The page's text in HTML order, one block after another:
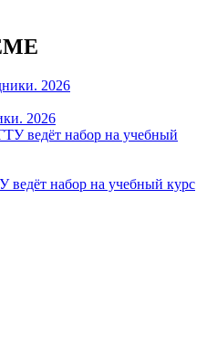
2026
набор на учебный курс